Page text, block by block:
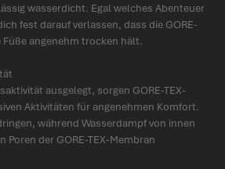
wasserdicht. Egal welches Abenteuer
fest darauf verlassen, dass die GORE-
Füße angenehm trocken hält.
ausgelegt, sorgen GORE-TEX-
Akti­vitäten für ange­nehmen Komfort.
während Wasserdampf von innen
Poren der GORE-TEX-Membran